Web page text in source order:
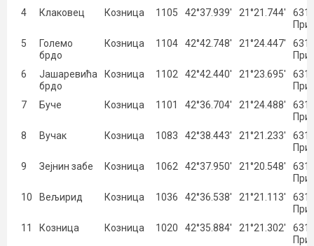
4
Клаковец Козница 1105 42°37.939′ 21°21.744′
631
5
Големо
брдо
Козница 1104 42°42.748′ 21°24.447′
631
6
Јашаревића
брдо
Козница 1102 42°42.440′ 21°23.695′
631
7
Буче Козница 1101 42°36.704′ 21°24.488′
631
8
Вучак Козница 1083 42°38.443′ 21°21.233′
631
9
Зејнин забе Козница 1062 42°37.950′ 21°20.548′
631
10
Вељирид Козница 1036 42°36.538′ 21°21.113′
631
11
Козница Козница 1020 42°35.884′ 21°21.302′
631